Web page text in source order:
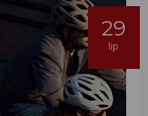
29
lip